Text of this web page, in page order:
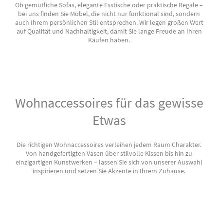
Ob gemütliche Sofas, elegante Esstische oder praktische Regale –
bei uns finden Sie Möbel, die nicht nur funktional sind, sondern
auch Ihrem persönlichen Stil entsprechen. Wir legen großen Wert
auf Qualität und Nachhaltigkeit, damit Sie lange Freude an Ihren
Käufen haben.
Wohnaccessoires für das gewisse
Etwas
Die richtigen Wohnaccessoires verleihen jedem Raum Charakter.
Von handgefertigten Vasen über stilvolle Kissen bis hin zu
einzigartigen Kunstwerken – lassen Sie sich von unserer Auswahl
inspirieren und setzen Sie Akzente in Ihrem Zuhause.